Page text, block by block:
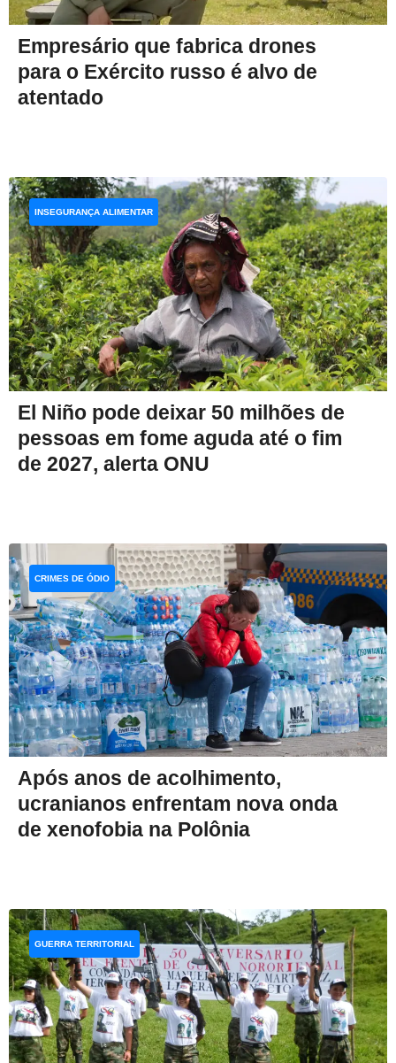
Empresário que fabrica drones
para o Exército russo é alvo de
atentado
El Niño pode deixar 50 milhões de
pessoas em fome aguda até o fim
de 2027, alerta ONU
INSEGURANÇA ALIMENTAR
Após anos de acolhimento,
ucranianos enfrentam nova onda
de xenofobia na Polônia
CRIMES DE ÓDIO
GUERRA TERRITORIAL